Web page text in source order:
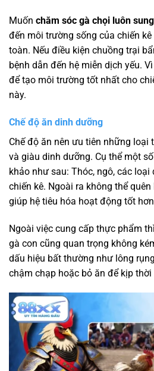
Muốn chăm sóc gà chọi luôn
đến môi trường sống của chiến
toàn. Nếu điều kiện chuồng trại
bệnh dẫn đến hệ miễn dịch yếu.
để tạo môi trường tốt nhất cho
này.
Chế độ ăn dinh dưỡng
Chế độ ăn nên ưu tiên những loại
và giàu dinh dưỡng. Cụ thể một
khảo như sau: Thóc, ngô, các
chiến kê. Ngoài ra không thể
giúp hệ tiêu hóa hoạt động tốt
Ngoài việc cung cấp thực phẩm
gà con cũng quan trọng không
dấu hiệu bất thường như lông
chậm chạp hoặc bỏ ăn để kịp thời